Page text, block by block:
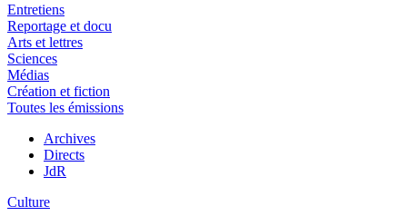
Entretiens
Reportage et docu
Arts et lettres
Sciences
Médias
Création et fiction
Toutes les émissions
Archives
Directs
JdR
Culture